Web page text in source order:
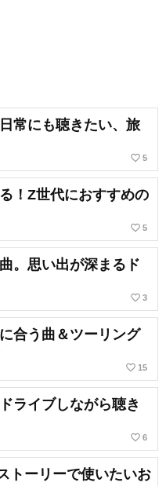
常にも聴きたい、旅
favorite_border 5
！Z世代におすすめの
favorite_border 5
。思い出が深まるド
favorite_border 3
合う曲＆ツーリング
favorite_border 15
ライブしながら聴き
favorite_border 6
トーリーで使いたいお